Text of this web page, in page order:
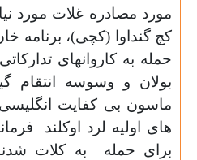
مورد مصادره غلات مورد
کچ گنداوا (کچی)، برنامه
حمله به کاروانهای
بولان و وسوسه انتقام
ماسون بی کفایت
های اولیه لرد اوکلند
برای حمله به کلات